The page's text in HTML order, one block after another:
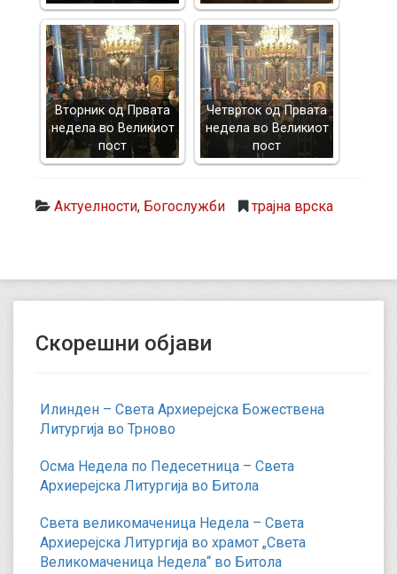
Вторник од Првата
недела во Великиот
пост
Четврток од Првата
недела во Великиот
пост
Актуелности, Богослужби трајна врска
Скорешни објави
Илинден – Света Архиерејска Божествена
Литургија во Трново
Осма Недела по Педесетница – Света
Архиерејска Литургија во Битола
Света великомаченица Недела – Света
Архиерејска Литургија во храмот „Света
Великомаченица Недела“ во Битола